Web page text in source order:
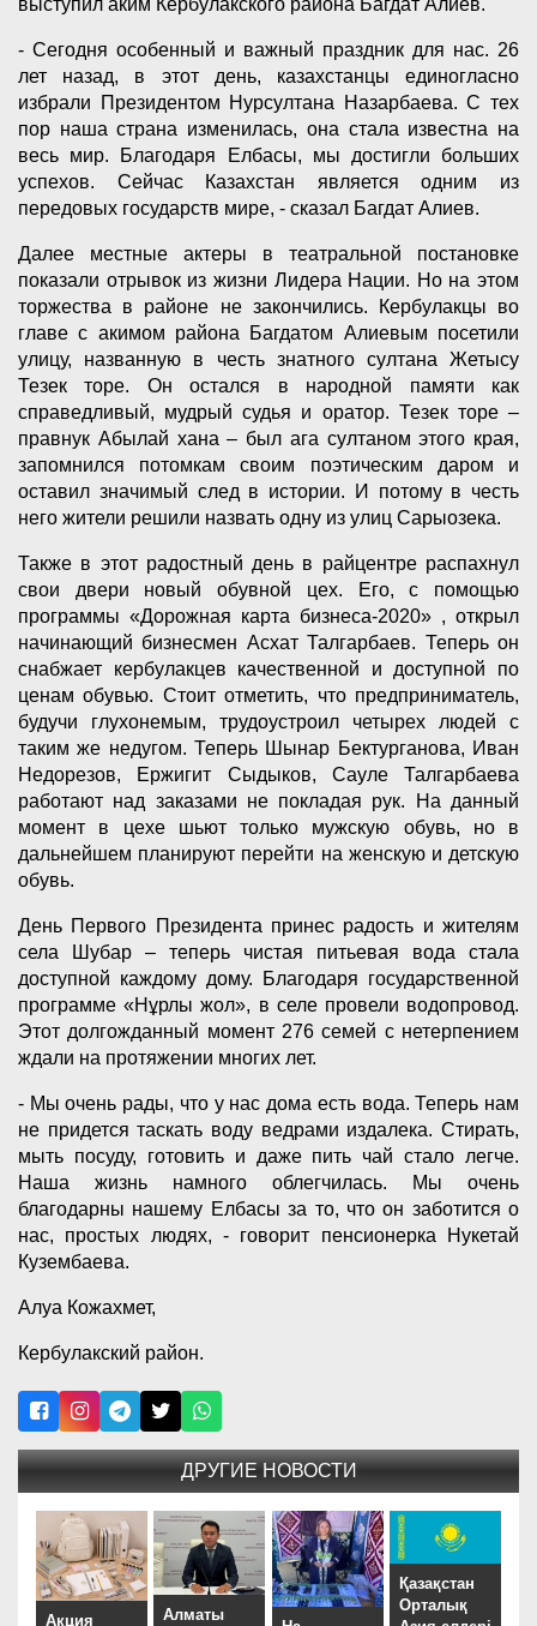
выступил аким Кербулакского района Багдат Алиев.
- Сегодня особенный и важный праздник для нас. 26
лет назад, в этот день, казахстанцы единогласно
избрали Президентом Нурсултана Назарбаева. С тех
пор наша страна изменилась, она стала известна на
весь мир. Благодаря Елбасы, мы достигли больших
успехов. Сейчас Казахстан является одним из
передовых государств мире, - сказал Багдат Алиев.
Далее местные актеры в театральной постановке
показали отрывок из жизни Лидера Нации. Но на этом
торжества в районе не закончились. Кербулакцы во
главе с акимом района Багдатом Алиевым посетили
улицу, названную в честь знатного султана Жетысу
Тезек торе. Он остался в народной памяти как
справедливый, мудрый судья и оратор. Тезек торе –
правнук Абылай хана – был ага султаном этого края,
запомнился потомкам своим поэтическим даром и
оставил значимый след в истории. И потому в честь
него жители решили назвать одну из улиц Сарыозека.
Также в этот радостный день в райцентре распахнул
свои двери новый обувной цех. Его, с помощью
программы «Дорожная карта бизнеса-2020» , открыл
начинающий бизнесмен Асхат Талгарбаев. Теперь он
снабжает кербулакцев качественной и доступной по
ценам обувью. Стоит отметить, что предприниматель,
будучи глухонемым, трудоустроил четырех людей с
таким же недугом. Теперь Шынар Бектурганова, Иван
Недорезов, Ержигит Сыдыков, Сауле Талгарбаева
работают над заказами не покладая рук. На данный
момент в цехе шьют только мужскую обувь, но в
дальнейшем планируют перейти на женскую и детскую
обувь.
День Первого Президента принес радость и жителям
села Шубар – теперь чистая питьевая вода стала
доступной каждому дому. Благодаря государственной
программе «Нұрлы жол», в селе провели водопровод.
Этот долгожданный момент 276 семей с нетерпением
ждали на протяжении многих лет.
- Мы очень рады, что у нас дома есть вода. Теперь нам
не придется таскать воду ведрами издалека. Стирать,
мыть посуду, готовить и даже пить чай стало легче.
Наша жизнь намного облегчилась. Мы очень
благодарны нашему Елбасы за то, что он заботится о
нас, простых людях, - говорит пенсионерка Нукетай
Кузембаева.
Алуа Кожахмет,
Кербулакский район.
ДРУГИЕ НОВОСТИ
Акция
Алматы
Қазақстан
Орталық